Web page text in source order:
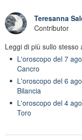
Teresanna
Contributor
Leggi di più sullo
L'oroscopo del 7
Cancro
L'oroscopo del 6
Bilancia
L'oroscopo del 4
Toro